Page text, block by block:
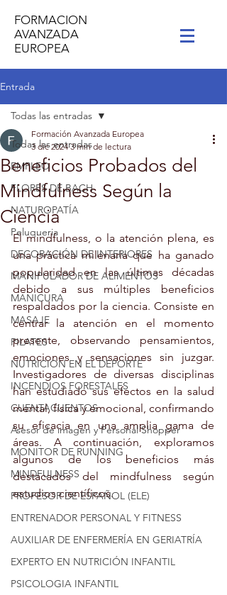
FORMACION
AVANZADA
EUROPEA
Entrada
Todas las entradas
EMPLEO
FLORES DE BACH
NATUROPATÍA
Peluqueria
DECORACIÓN DE INTERIORES
MANIPULADOR DE ALIMENTOS
MANICURA
MASAJE
PILATES
NUTRICION EN EL DEPORTE
INCENDIOS FORESTALES
CUENTACUENTOS
Asesor de imagen y Personal Shopper
MONITOR DE RUNNING
MINDFULNESS
PROFESOR DE ESPAÑOL (ELE)
ENTRENADOR PERSONAL Y FITNESS
AUXILIAR DE ENFERMERÍA EN GERIATRÍA
EXPERTO EN NUTRICIÓN INFANTIL
PSICOLOGIA INFANTIL
Todas las entradas
Beneficios Probados del
Mindfulness Según la
Ciencia
Formación Avanzada Europea
3 dic 2024 3 min de lectura
El mindfulness, o la atención plena, es
una práctica milenaria que ha ganado
popularidad en las últimas décadas
debido a sus múltiples beneficios
respaldados por la ciencia. Consiste en
centrar la atención en el momento
presente, observando pensamientos,
emociones y sensaciones sin juzgar.
Investigadores de diversas disciplinas
han estudiado sus efectos en la salud
mental, física y emocional, confirmando
su eficacia en una amplia gama de
áreas. A continuación, exploramos
algunos de los beneficios más
destacados del mindfulness según
estudios científicos.